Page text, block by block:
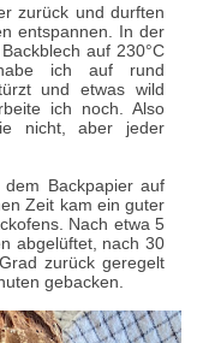
zurück und durften
entspannen. In der
auf 230°C
ich auf rund
und etwas wild
ich noch. Also
nicht, aber jeder
Backpapier auf
Zeit kam ein guter
Nach etwa 5
abgelüftet, nach 30
zurück geregelt
gebacken.